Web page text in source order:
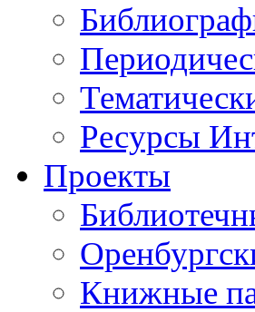
Ресурсы
Проекты
Книжные